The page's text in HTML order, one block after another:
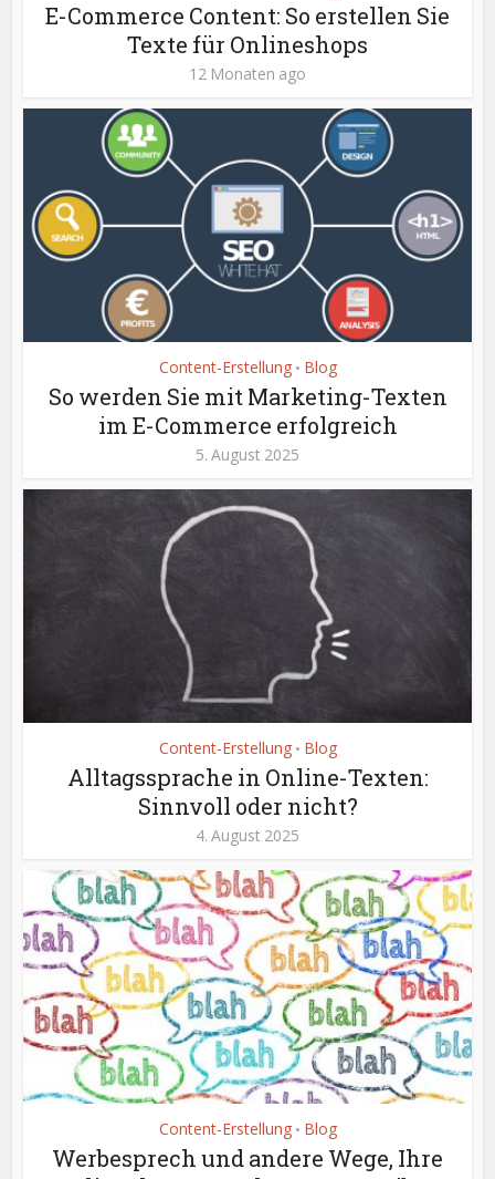
E-Commerce Content: So erstellen Sie
Texte für Onlineshops
12 Monaten ago
Content-Erstellung • Blog
So werden Sie mit Marketing-Texten
im E-Commerce erfolgreich
5. August 2025
Content-Erstellung • Blog
Alltagssprache in Online-Texten:
Sinnvoll oder nicht?
4. August 2025
Content-Erstellung • Blog
Werbesprech und andere Wege, Ihre